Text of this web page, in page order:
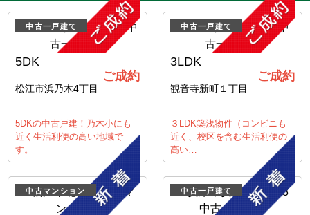
中古一戸建て
5DK
ご成約
松江市浜乃木4丁目
5DKの中古戸建！乃木小にも
近く生活利便の高い地域で
す。
中古一戸建て
3LDK
ご成約
観音寺新町１丁目
３LDK築浅物件（コンビニも
近く、校区を含む生活利便の
高い…
中古マンション 中古一戸建て